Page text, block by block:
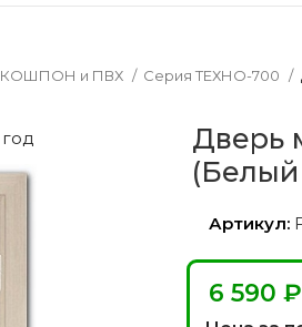
и ПВХ Серия ТЕХНО-700
Дверь
(Белый
Артикул:
₽